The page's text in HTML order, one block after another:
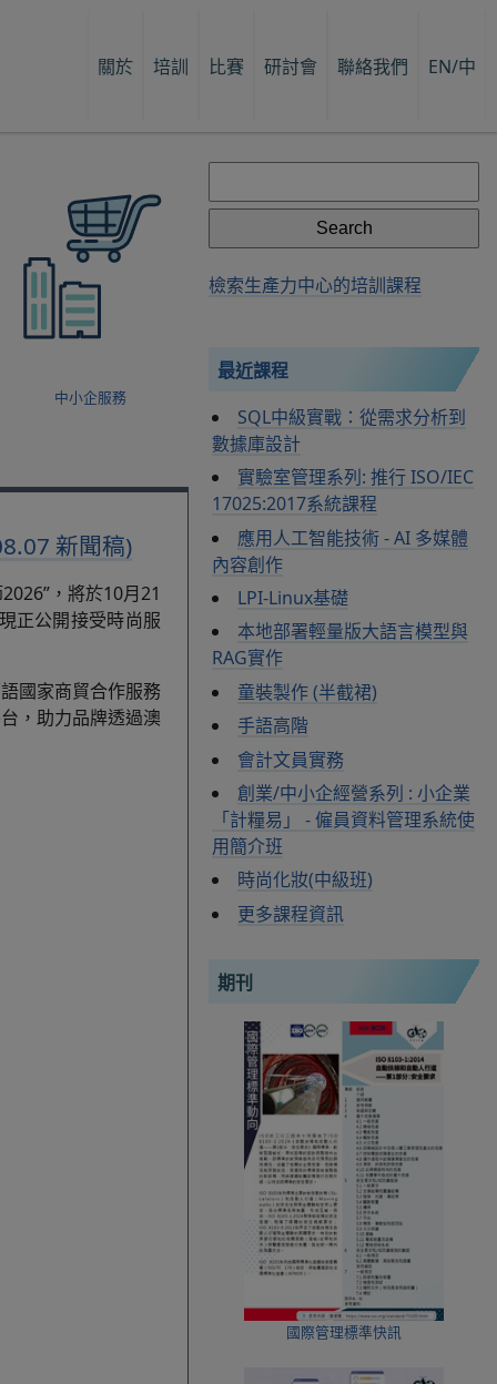
關於 培訓 比賽 研討會 聯絡我們 EN/中
中小企服務
新聞稿)
，將於10月21
正公開接受時尚服
國家商貿合作服務
，助力品牌透過澳
for:
檢索生產力中心的培訓課程
最近課程
SQL中級實戰：從需求分析到
數據庫設計
實驗室管理系列: 推行 ISO/IEC
17025:2017系統課程
應用人工智能技術 - AI 多媒體
內容創作
LPI-Linux基礎
本地部署輕量版大語言模型與
RAG實作
童裝製作 (半截裙)
手語高階
會計文員實務
創業/中小企經營系列 : 小企業
「計糧易」 - 僱員資料管理系統使
用簡介班
時尚化妝(中級班)
更多課程資訊
期刊
國際管理標準快訊